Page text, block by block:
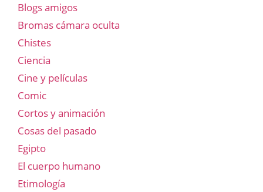
Blogs amigos
Bromas cámara oculta
Chistes
Ciencia
Cine y películas
Comic
Cortos y animación
Cosas del pasado
Egipto
El cuerpo humano
Etimología